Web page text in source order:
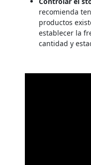
recomienda
productos
establecer la
cantidad y